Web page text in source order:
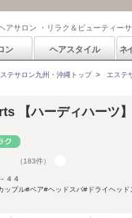
アサロン ・リラク＆ビューティー
ン ヘアスタイル ネ
テサロン九州・沖縄トップ> エステ
【ハーディハーツ】
（183件）
４４
ップル#ペア#ヘッドスパ#ドライヘッ